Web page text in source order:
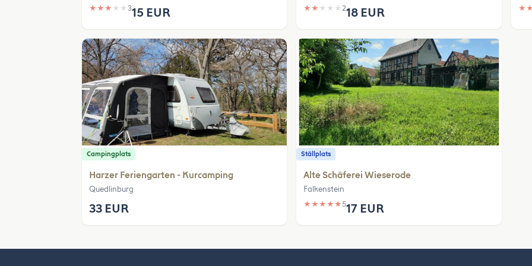
★ ★ ★ ★ ★ 315 EUR ★ ★ ★ ★ ★218 EUR ★ ★
Campingplats
Harzer Feriengarten - Kurcamping
Quedlinburg
33 EUR
Ställplats
Alte Schäferei Wieserode
Falkenstein
★ ★ ★ ★ ★517 EUR